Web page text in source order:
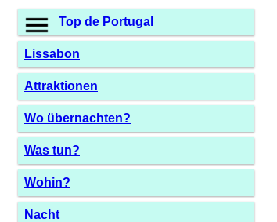
Top de Portugal
Lissabon
Attraktionen
Wo übernachten?
Was tun?
Wohin?
Nacht